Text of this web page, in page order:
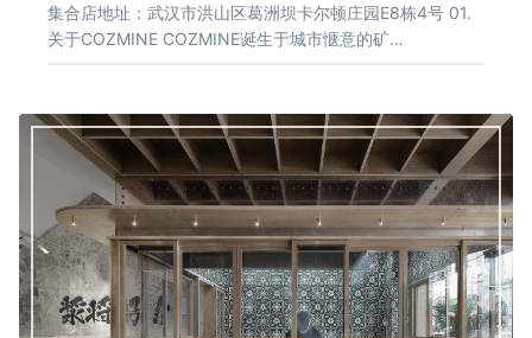
集合店地址：武汉市洪山区葛洲坝卡尔顿庄园E8栋4号 01.
关于COZMINE COZMINE诞生于城市惬意的矿…